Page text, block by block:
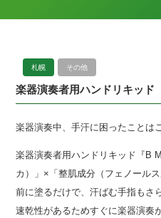
札幌 その他
楽器演奏者用ハンドリキッド
楽器演奏中、手汗に困ったことは
楽器演奏者用ハンドリキッド『B
カ）」×「整肌成分（フェノール
前に塗るだけで、汗ばむ手指もさ
速乾性があるためすぐに楽器演奏